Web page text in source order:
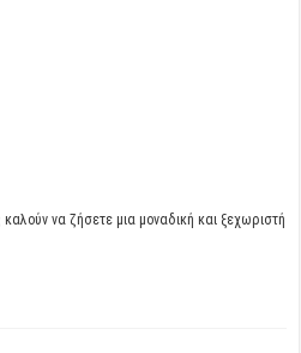
να ζήσετε μια μοναδική και ξεχωριστή